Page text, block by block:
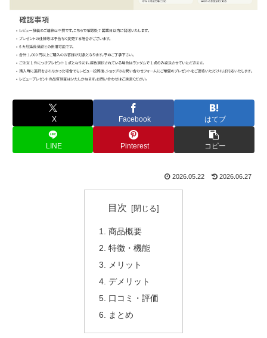
X Facebook はてブ
LINE Pinterest コピー
2026.05.22 2026.06.27
目次
商品概要
特徴・機能
メリット
デメリット
口コミ・評価
まとめ